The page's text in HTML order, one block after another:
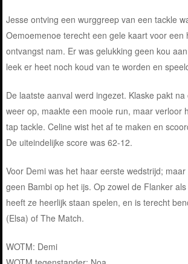
Jesse ontving een wurggreep van een tackle
Oemoemenoe terecht een gele kaart voor een
ontvangst nam. Er was gelukking geen kou
leek er heet noch koud van te worden en
De laatste aanval werd ingezet. Klaske pakt
weer op, maakte een mooie run, maar verloor
tap tackle. Celine wist het af te maken en
De uiteindelijke score was 62-12.
Voor Demi was het haar eerste wedstrijd;
geen Bambi op het ijs. Op zowel de Flanker
heeft ze heerlijk staan spelen, en is terecht
(Elsa) of The Match.
WOTM: Demi